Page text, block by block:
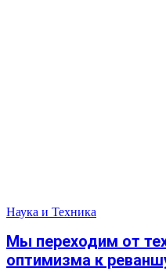
Наука и Техника
Мы переходим от
оптимизма к